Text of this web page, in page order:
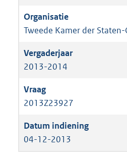
Tweede Kamer der Staten-
2013-2014
2013Z23927
04-12-2013